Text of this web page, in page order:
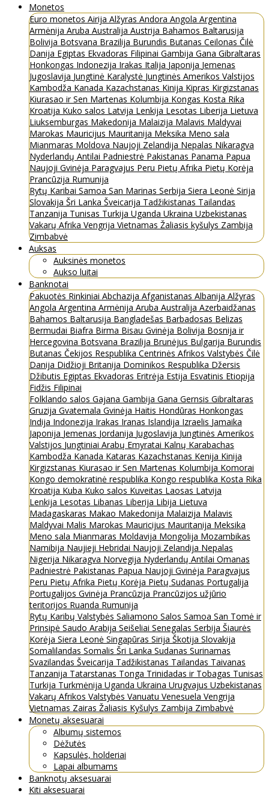
Monetos
Euro monetos Airija Alžyras Andora Angola Argentina
Armėnija Aruba Australija Austrija Bahamos Baltarusija
Bolivija Botsvana Brazilija Burundis Butanas Ceilonas Čilė
Danija Egiptas Ekvadoras Filipinai Gambija Gana Gibraltaras
Honkongas Indonezija Irakas Italija Japonija Jemenas
Jugoslavija Jungtinė Karalystė Jungtinės Amerikos Valstijos
Kambodža Kanada Kazachstanas Kinija Kipras Kirgizstanas
Kiurasao ir Sen Martenas Kolumbija Kongas Kosta Rika
Kroatija Kuko salos Latvija Lenkija Lesotas Liberija Lietuva
Liuksemburgas Makedonija Malaizija Malavis Maldyvai
Marokas Mauricijus Mauritanija Meksika Meno sala
Mianmaras Moldova Naujoji Zelandija Nepalas Nikaragva
Nyderlandų Antilai Padniestrė Pakistanas Panama Papua
Naujoji Gvinėja Paragvajus Peru Pietų Afrika Pietų Korėja
Prancūzija Rumunija
Rytų Karibai Samoa San Marinas Serbija Siera Leonė Sirija
Slovakija Šri Lanka Šveicarija Tadžikistanas Tailandas
Tanzanija Tunisas Turkija Uganda Ukraina Uzbekistanas
Vakarų Afrika Vengrija Vietnamas Žaliasis kyšulys Zambija
Zimbabvė
Auksas
Auksinės monetos
Aukso luitai
Banknotai
Pakuotės Rinkiniai Abchazija Afganistanas Albanija Alžyras
Angola Argentina Armėnija Aruba Australija Azerbaidžanas
Bahamos Baltarusija Bangladešas Barbadosas Belizas
Bermudai Biafra Birma Bisau Gvinėja Bolivija Bosnija ir
Hercegovina Botsvana Brazilija Brunėjus Bulgarija Burundis
Butanas Čekijos Respublika Centrinės Afrikos Valstybės Čilė
Danija Didžioji Britanija Dominikos Respublika Džersis
Džibutis Egiptas Ekvadoras Eritrėja Estija Esvatinis Etiopija
Fidžis Filipinai
Folklando salos Gajana Gambija Gana Gernsis Gibraltaras
Gruzija Gvatemala Gvinėja Haitis Hondūras Honkongas
Indija Indonezija Irakas Iranas Islandija Izraelis Jamaika
Japonija Jemenas Jordanija Jugoslavija Jungtinės Amerikos
Valstijos Jungtiniai Arabų Emyratai Kalnų Karabachas
Kambodža Kanada Kataras Kazachstanas Kenija Kinija
Kirgizstanas Kiurasao ir Sen Martenas Kolumbija Komorai
Kongo demokratinė respublika Kongo respublika Kosta Rika
Kroatija Kuba Kuko salos Kuveitas Laosas Latvija
Lenkija Lesotas Libanas Liberija Libija Lietuva
Madagaskaras Makao Makedonija Malaizija Malavis
Maldyvai Malis Marokas Mauricijus Mauritanija Meksika
Meno sala Mianmaras Moldavija Mongolija Mozambikas
Namibija Naujieji Hebridai Naujoji Zelandija Nepalas
Nigerija Nikaragva Norvegija Nyderlandų Antilai Omanas
Padniestrė Pakistanas Papua Naujoji Gvinėja Paragvajus
Peru Pietų Afrika Pietų Korėja Pietų Sudanas Portugalija
Portugalijos Gvinėja Prancūzija Prancūzijos užjūrio
teritorijos Ruanda Rumunija
Rytų Karibų Valstybės Saliamono Salos Samoa San Tomė ir
Prinsipė Saudo Arabija Seišeliai Senegalas Serbija Šiaurės
Korėja Siera Leonė Singapūras Sirija Škotija Slovakija
Somalilandas Somalis Šri Lanka Sudanas Surinamas
Svazilandas Šveicarija Tadžikistanas Tailandas Taivanas
Tanzanija Tatarstanas Tonga Trinidadas ir Tobagas Tunisas
Turkija Turkmėnija Uganda Ukraina Urugvajus Uzbekistanas
Vakarų Afrikos Valstybės Vanuatu Venesuela Vengrija
Vietnamas Zairas Žaliasis Kyšulys Zambija Zimbabvė
Monetų aksesuarai
Albumų sistemos
Dėžutės
Kapsulės, holderiai
Lapai albumams
Banknotų aksesuarai
Kiti aksesuarai